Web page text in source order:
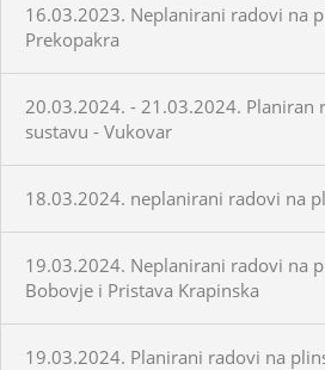
16.03.2023. Neplanirani radovi na
Prekopakra
20.03.2024. - 21.03.2024. Planiran
sustavu - Vukovar
18.03.2024. neplanirani radovi na
19.03.2024. Neplanirani radovi na
Bobovje i Pristava Krapinska
19.03.2024. Planirani radovi na